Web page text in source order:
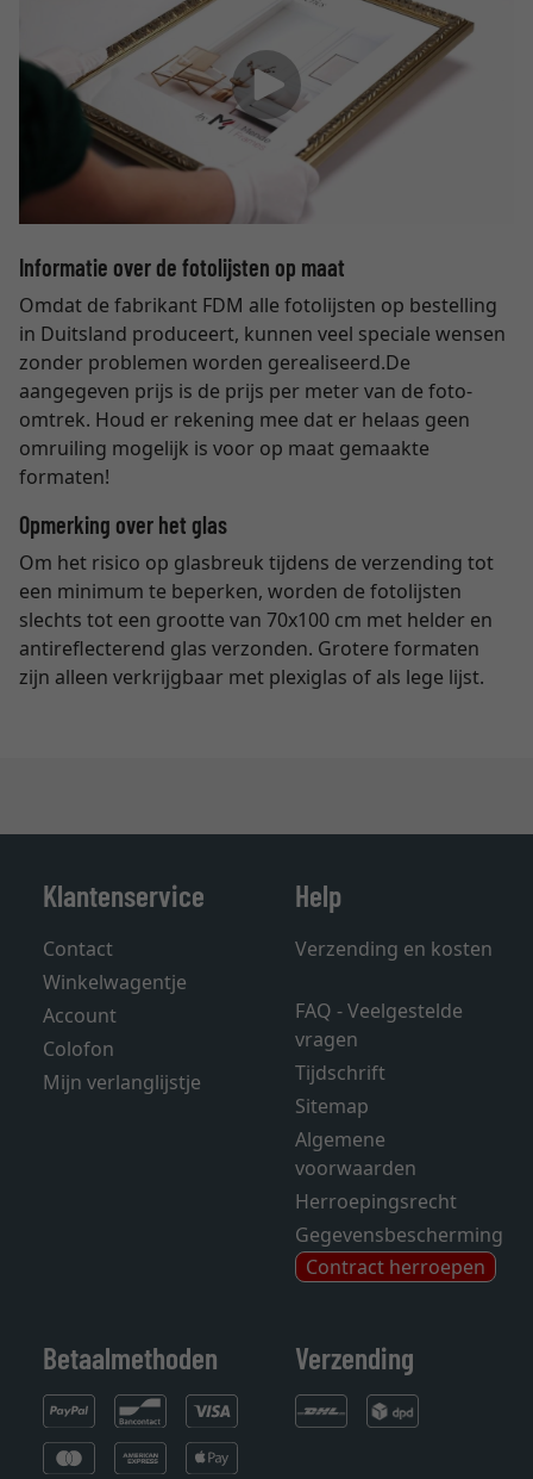
Informatie over de fotolijsten op maat
Omdat de fabrikant FDM alle fotolijsten op bestelling
in Duitsland produceert, kunnen veel speciale wensen
zonder problemen worden gerealiseerd.De
aangegeven prijs is de prijs per meter van de foto-
omtrek. Houd er rekening mee dat er helaas geen
omruiling mogelijk is voor op maat gemaakte
formaten!
Opmerking over het glas
Om het risico op glasbreuk tijdens de verzending tot
een minimum te beperken, worden de fotolijsten
slechts tot een grootte van 70x100 cm met helder en
antireflecterend glas verzonden. Grotere formaten
zijn alleen verkrijgbaar met plexiglas of als lege lijst.
Klantenservice
Contact
Winkelwagentje
Account
Colofon
Mijn verlanglijstje
Help
Verzending en kosten
FAQ - Veelgestelde
vragen
Tijdschrift
Sitemap
Algemene
voorwaarden
Herroepingsrecht
Gegevensbescherming
Contract herroepen
Betaalmethoden Verzending